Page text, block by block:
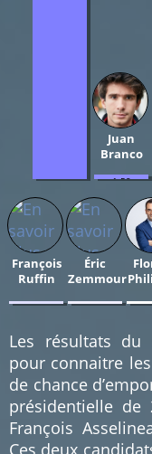
Juan
Branco
1.59
(2)
François
Ruffin
0.79
Éric
Zemmour
0.79
Les résultats du
pour connaitre
de chance
présidentielle de
François
Ces deux